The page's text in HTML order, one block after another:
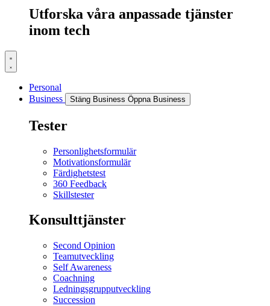
Utforska våra anpassade tjänster
inom tech
Personal
Business
Stäng Business Öppna Business
Tester
Personlighetsformulär
Motivationsformulär
Färdighetstest
360 Feedback
Skillstester
Konsulttjänster
Second Opinion
Teamutveckling
Self Awareness
Coachning
Ledningsgrupputveckling
Succession